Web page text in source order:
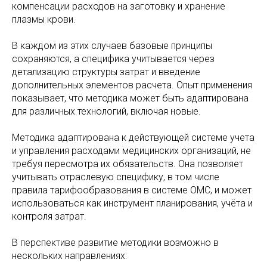
компенсации расходов на заготовку и хранение
плазмы крови.
В каждом из этих случаев базовые принципы
сохраняются, а специфика учитывается через
детализацию структуры затрат и введение
дополнительных элементов расчета. Опыт применения
показывает, что методика может быть адаптирована
для различных технологий, включая новые.
Методика адаптирована к действующей системе учета
и управления расходами медицинских организаций, не
требуя пересмотра их обязательств. Она позволяет
учитывать отраслевую специфику, в том числе
правила тарифообразования в системе ОМС, и может
использоваться как инструмент планирования, учёта и
контроля затрат.
В перспективе развитие методики возможно в
нескольких направлениях: